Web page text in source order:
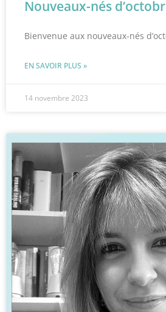
Nouveaux-nés
Bienvenue aux nouveaux-nés
EN SAVOIR PLUS »
14 novembre 2023